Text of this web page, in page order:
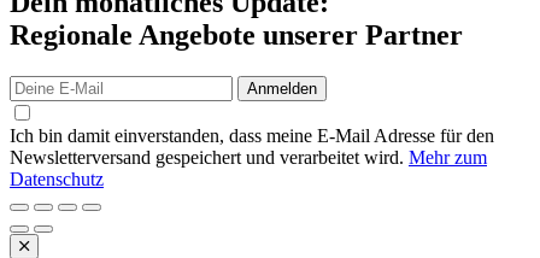
Regionale Angebote unserer Partner
Anmelden
Ich bin damit einverstanden, dass meine E-Mail Adresse für den
Newsletterversand gespeichert und verarbeitet wird. Mehr zum
Datenschutz